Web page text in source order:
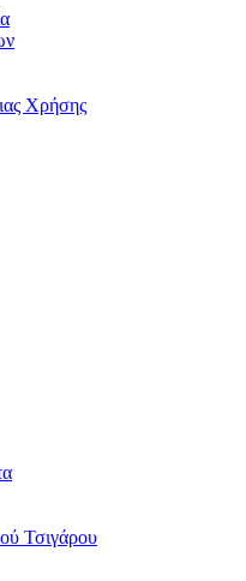
Χρήσης
Τσιγάρου